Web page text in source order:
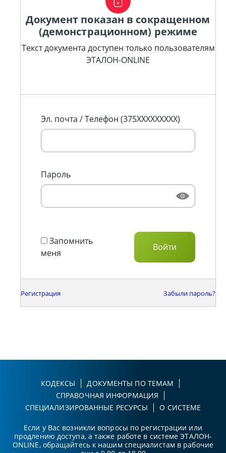
Документ показан в сокращенном
(демонстрационном) режиме
Текст документа доступен только пользователям
ЭТАЛОН-ONLINE
Эл. почта / Телефон (375XXXXXXXXX)
Пароль
Запомнить
меня
Регистрация Забыли пароль?
КОДЕКСЫ
ДОКУМЕНТЫ ПО ТЕМАМ
СПРАВОЧНАЯ ИНФОРМАЦИЯ
СПЕЦИАЛИЗИРОВАННЫЕ РЕСУРСЫ
О СИСТЕМЕ
Если у Вас возникли вопросы по регистрации или
продлению доступа, а также работе в системе ЭТАЛОН-
ONLINE, обращайтесь к нашим специалистам в рабочие